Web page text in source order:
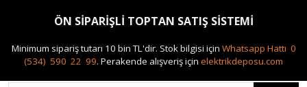
0(212) 240 87 88
ÖN SİPARİŞLİ TOPTAN SATIŞ SİSTEMİ
Minimum sipariş tutarı 10 bin TL'dir. Stok bilgisi için Whatsapp Hattı 0
(534) 590 22 99. Perakende alışveriş için elektrikdeposu.com